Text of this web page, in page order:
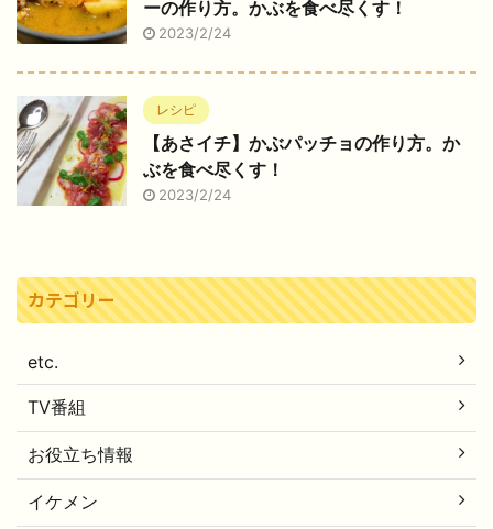
ーの作り方。かぶを食べ尽くす！
2023/2/24
レシピ
【あさイチ】かぶパッチョの作り方。か
ぶを食べ尽くす！
2023/2/24
カテゴリー
etc.
TV番組
お役立ち情報
イケメン